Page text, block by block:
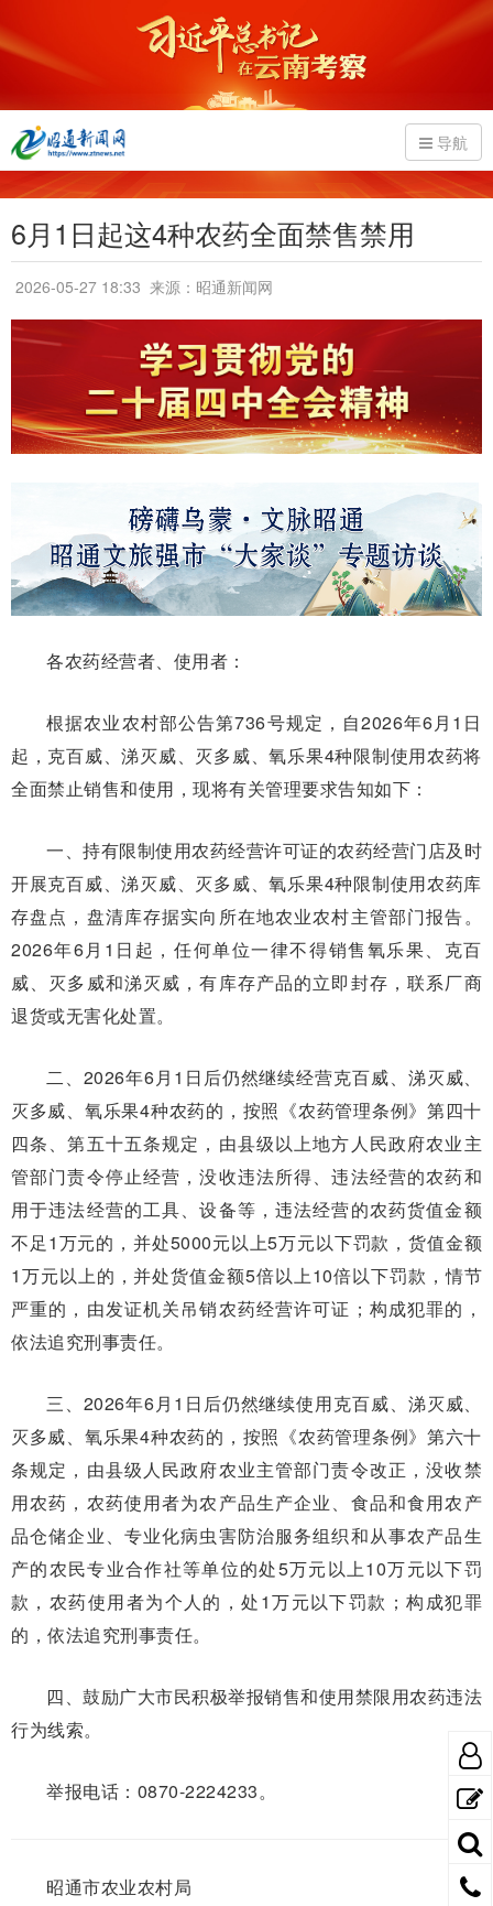
导航
6月1日起这4种农药全面禁售禁用
2026-05-27 18:33 来源：昭通新闻网
各农药经营者、使用者：
根据农业农村部公告第736号规定，自2026年6月1日
起，克百威、涕灭威、灭多威、氧乐果4种限制使用农药将
全面禁止销售和使用，现将有关管理要求告知如下：
一、持有限制使用农药经营许可证的农药经营门店及时
开展克百威、涕灭威、灭多威、氧乐果4种限制使用农药库
存盘点，盘清库存据实向所在地农业农村主管部门报告。
2026年6月1日起，任何单位一律不得销售氧乐果、克百
威、灭多威和涕灭威，有库存产品的立即封存，联系厂商
退货或无害化处置。
二、2026年6月1日后仍然继续经营克百威、涕灭威、
灭多威、氧乐果4种农药的，按照《农药管理条例》第四十
四条、第五十五条规定，由县级以上地方人民政府农业主
管部门责令停止经营，没收违法所得、违法经营的农药和
用于违法经营的工具、设备等，违法经营的农药货值金额
不足1万元的，并处5000元以上5万元以下罚款，货值金额
1万元以上的，并处货值金额5倍以上10倍以下罚款，情节
严重的，由发证机关吊销农药经营许可证；构成犯罪的，
依法追究刑事责任。
三、2026年6月1日后仍然继续使用克百威、涕灭威、
灭多威、氧乐果4种农药的，按照《农药管理条例》第六十
条规定，由县级人民政府农业主管部门责令改正，没收禁
用农药，农药使用者为农产品生产企业、食品和食用农产
品仓储企业、专业化病虫害防治服务组织和从事农产品生
产的农民专业合作社等单位的处5万元以上10万元以下罚
款，农药使用者为个人的，处1万元以下罚款；构成犯罪
的，依法追究刑事责任。
四、鼓励广大市民积极举报销售和使用禁限用农药违法
行为线索。
举报电话：0870-2224233。
昭通市农业农村局